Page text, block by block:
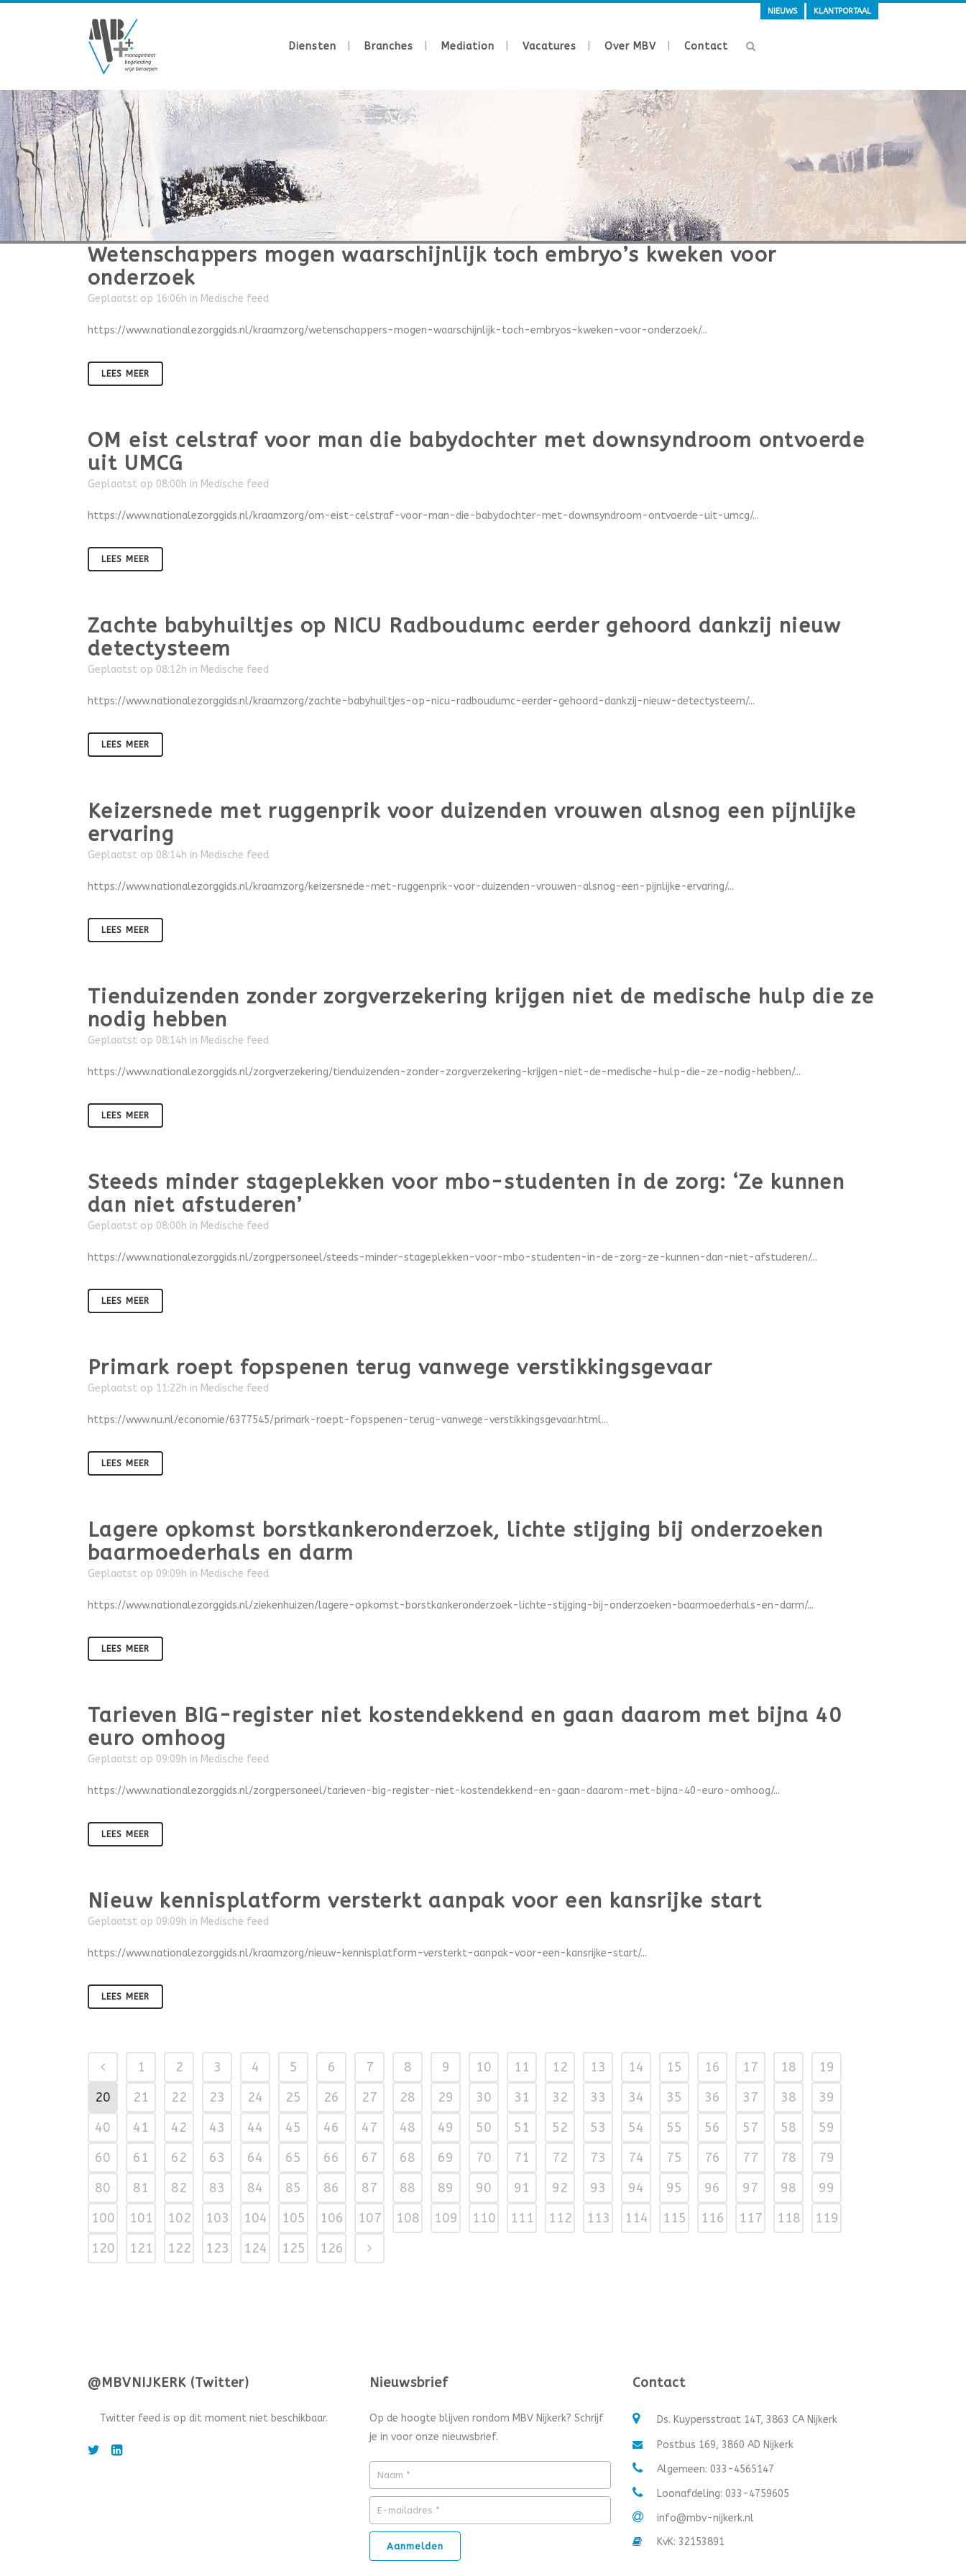
NIEUWS KLANTPORTAAL
Diensten Branches Mediation Vacatures Over MBV Contact
Wetenschappers mogen waarschijnlijk toch embryo’s kweken voor
onderzoek
Geplaatst op 16:06h in Medische feed
https://www.nationalezorggids.nl/kraamzorg/wetenschappers-mogen-waarschijnlijk-toch-embryos-kweken-voor-onderzoek/...
LEES MEER
OM eist celstraf voor man die babydochter met downsyndroom ontvoerde
uit UMCG
Geplaatst op 08:00h in Medische feed
https://www.nationalezorggids.nl/kraamzorg/om-eist-celstraf-voor-man-die-babydochter-met-downsyndroom-ontvoerde-uit-umcg/...
LEES MEER
Zachte babyhuiltjes op NICU Radboudumc eerder gehoord dankzij nieuw
detectysteem
Geplaatst op 08:12h in Medische feed
https://www.nationalezorggids.nl/kraamzorg/zachte-babyhuiltjes-op-nicu-radboudumc-eerder-gehoord-dankzij-nieuw-detectysteem/...
LEES MEER
Keizersnede met ruggenprik voor duizenden vrouwen alsnog een pijnlijke
ervaring
Geplaatst op 08:14h in Medische feed
https://www.nationalezorggids.nl/kraamzorg/keizersnede-met-ruggenprik-voor-duizenden-vrouwen-alsnog-een-pijnlijke-ervaring/...
LEES MEER
Tienduizenden zonder zorgverzekering krijgen niet de medische hulp die ze
nodig hebben
Geplaatst op 08:14h in Medische feed
https://www.nationalezorggids.nl/zorgverzekering/tienduizenden-zonder-zorgverzekering-krijgen-niet-de-medische-hulp-die-ze-nodig-hebben/...
LEES MEER
Steeds minder stageplekken voor mbo-studenten in de zorg: ‘Ze kunnen
dan niet afstuderen’
Geplaatst op 08:00h in Medische feed
https://www.nationalezorggids.nl/zorgpersoneel/steeds-minder-stageplekken-voor-mbo-studenten-in-de-zorg-ze-kunnen-dan-niet-afstuderen/...
LEES MEER
Primark roept fopspenen terug vanwege verstikkingsgevaar
Geplaatst op 11:22h in Medische feed
https://www.nu.nl/economie/6377545/primark-roept-fopspenen-terug-vanwege-verstikkingsgevaar.html...
LEES MEER
Lagere opkomst borstkankeronderzoek, lichte stijging bij onderzoeken
baarmoederhals en darm
Geplaatst op 09:09h in Medische feed
https://www.nationalezorggids.nl/ziekenhuizen/lagere-opkomst-borstkankeronderzoek-lichte-stijging-bij-onderzoeken-baarmoederhals-en-darm/...
LEES MEER
Tarieven BIG-register niet kostendekkend en gaan daarom met bijna 40
euro omhoog
Geplaatst op 09:09h in Medische feed
https://www.nationalezorggids.nl/zorgpersoneel/tarieven-big-register-niet-kostendekkend-en-gaan-daarom-met-bijna-40-euro-omhoog/...
LEES MEER
Nieuw kennisplatform versterkt aanpak voor een kansrijke start
Geplaatst op 09:09h in Medische feed
https://www.nationalezorggids.nl/kraamzorg/nieuw-kennisplatform-versterkt-aanpak-voor-een-kansrijke-start/...
LEES MEER
1 2 3 4 5 6 7 8 9 10 11 12 13 14 15 16 17 18
19
20
21 22 23 24 25 26 27 28 29 30 31 32 33 34 35 36 37 38
39
40
41 42 43 44 45 46 47 48 49 50 51 52 53 54 55 56 57 58
59
60
61 62 63 64 65 66 67 68 69 70 71 72 73 74 75 76 77 78
79
80
81 82 83 84 85 86 87 88 89 90 91 92 93 94 95 96 97 98
99
100
101 102 103 104 105 106 107 108 109 110 111 112 113 114 115 116 117 118
119
120
121 122 123 124 125 126
@MBVNIJKERK (Twitter)
Twitter feed is op dit moment niet beschikbaar.
Nieuwsbrief
Op de hoogte blijven rondom MBV Nijkerk? Schrijf
je in voor onze nieuwsbrief.
Contact
Ds. Kuypersstraat 14T, 3863 CA Nijkerk
Postbus 169, 3860 AD Nijkerk
Algemeen:033-4565147
Loonafdeling:033-4759605
info@mbv-nijkerk.nl
KvK: 32153891